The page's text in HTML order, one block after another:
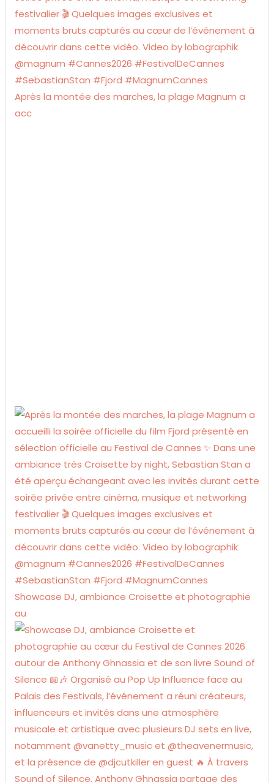
Après la montée des marches, la plage Magnum a
acc
Showcase DJ, ambiance Croisette et photographie
au